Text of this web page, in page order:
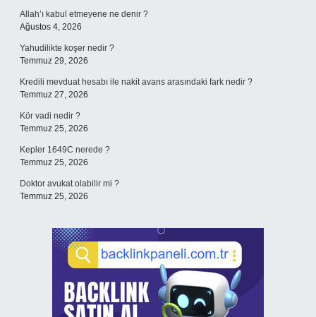
Allah’ı kabul etmeyene ne denir ?
Ağustos 4, 2026
Yahudilikte koşer nedir ?
Temmuz 29, 2026
Kredili mevduat hesabı ile nakit avans arasındaki fark nedir ?
Temmuz 27, 2026
Kör vadi nedir ?
Temmuz 25, 2026
Kepler 1649C nerede ?
Temmuz 25, 2026
Doktor avukat olabilir mi ?
Temmuz 25, 2026